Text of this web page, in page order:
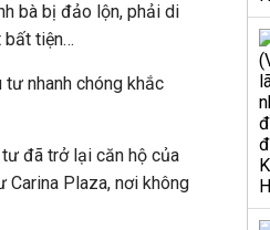
bà bị đảo lộn, phải di
bất tiện…
nhanh chóng khắc
đã trở lại căn hộ của
Carina Plaza, nơi không